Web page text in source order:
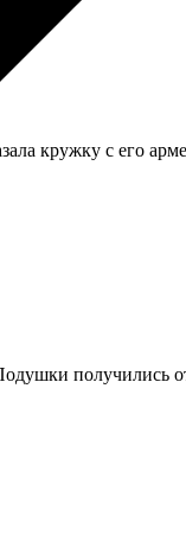
кружку с его
получились